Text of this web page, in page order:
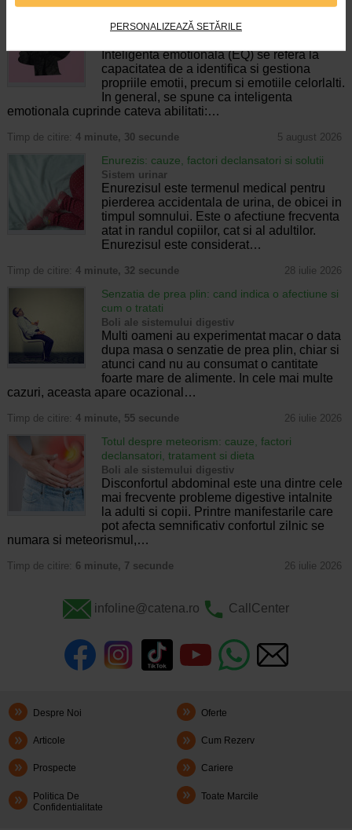
PERSONALIZEAZĂ SETĂRILE
metode prin care va puteti imbunatati EQ-ul
Inteligenta emotionala (EQ) se refera la
capacitatea de a identifica si gestiona
propriile emotii, precum si emotiile celorlalti.
In general, se spune ca inteligenta
emotionala cuprinde cateva abilitati:…
Timp de citire: 4 minute, 30 secunde 5 august 2026
Enurezis: cauze, factori declansatori si solutii
Sistem urinar
Enurezisul este termenul medical pentru
pierderea accidentala de urina, de obicei in
timpul somnului. Este o afectiune frecventa
atat in randul copiilor, cat si al adultilor.
Enurezisul este considerat…
Timp de citire: 4 minute, 32 secunde 28 iulie 2026
Senzatia de prea plin: cand indica o afectiune si
cum o tratati
Boli ale sistemului digestiv
Multi oameni au experimentat macar o data
dupa masa o senzatie de prea plin, chiar si
atunci cand nu au consumat o cantitate
foarte mare de alimente. In cele mai multe
cazuri, aceasta apare ocazional…
Timp de citire: 4 minute, 55 secunde 26 iulie 2026
Totul despre meteorism: cauze, factori
declansatori, tratament si dieta
Boli ale sistemului digestiv
Disconfortul abdominal este una dintre cele
mai frecvente probleme digestive intalnite
la adulti si copii. Printre manifestarile care
pot afecta semnificativ confortul zilnic se
numara si meteorismul,…
Timp de citire: 6 minute, 7 secunde 26 iulie 2026
infoline@catena.ro CallCenter
Despre Noi Oferte
Articole Cum Rezerv
Prospecte Cariere
Politica De
Confidentialitate
Toate Marcile